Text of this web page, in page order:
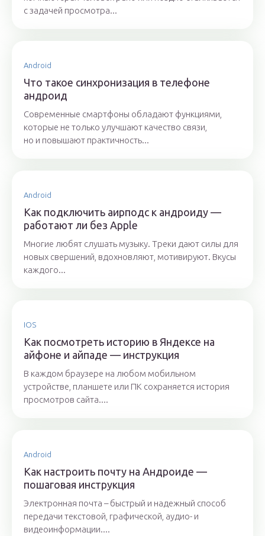
с задачей просмотра...
Android
Что такое синхронизация в телефоне
андроид
Современные смартфоны обладают функциями,
которые не только улучшают качество связи,
но и повышают практичность...
Android
Как подключить аирподс к андроиду —
работают ли без Apple
Многие любят слушать музыку. Треки дают силы для
новых свершений, вдохновляют, мотивируют. Вкусы
каждого...
IOS
Как посмотреть историю в Яндексе на
айфоне и айпаде — инструкция
В каждом браузере на любом мобильном
устройстве, планшете или ПК сохраняется история
просмотров сайта....
Android
Как настроить почту на Андроиде —
пошаговая инструкция
Электронная почта – быстрый и надежный способ
передачи текстовой, графической, аудио- и
видеоинформации....